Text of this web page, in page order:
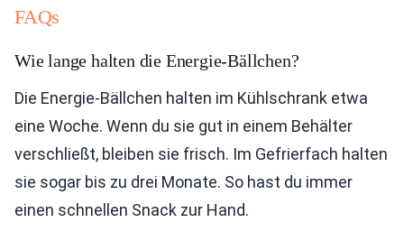
FAQs
Wie lange halten die Energie-Bällchen?
Die Energie-Bällchen halten im Kühlschrank etwa
eine Woche. Wenn du sie gut in einem Behälter
verschließt, bleiben sie frisch. Im Gefrierfach halten
sie sogar bis zu drei Monate. So hast du immer
einen schnellen Snack zur Hand.